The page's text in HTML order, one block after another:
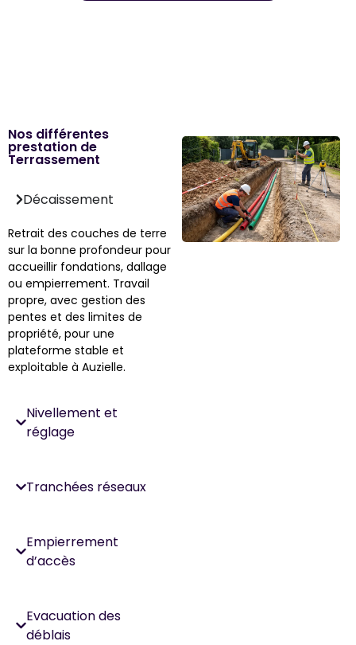
Nos différentes
prestation de
Terrassement
Décaissement
Retrait des couches de terre
sur la bonne profondeur pour
accueillir fondations, dallage
ou empierrement. Travail
propre, avec gestion des
pentes et des limites de
propriété, pour une
plateforme stable et
exploitable à Auzielle.
Nivellement et
réglage
Tranchées réseaux
Empierrement
d’accès
Evacuation des
déblais